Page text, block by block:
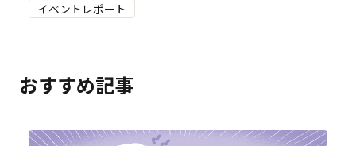
イベントレポート
おすすめ記事